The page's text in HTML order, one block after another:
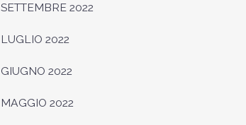
SETTEMBRE 2022
LUGLIO 2022
GIUGNO 2022
MAGGIO 2022